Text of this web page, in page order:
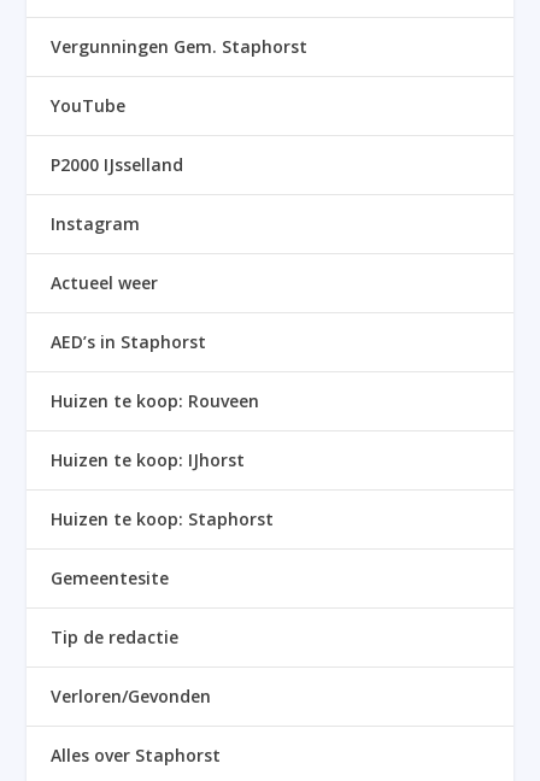
Vergunningen Gem. Staphorst
YouTube
P2000 IJsselland
Instagram
Actueel weer
AED’s in Staphorst
Huizen te koop: Rouveen
Huizen te koop: IJhorst
Huizen te koop: Staphorst
Gemeentesite
Tip de redactie
Verloren/Gevonden
Alles over Staphorst